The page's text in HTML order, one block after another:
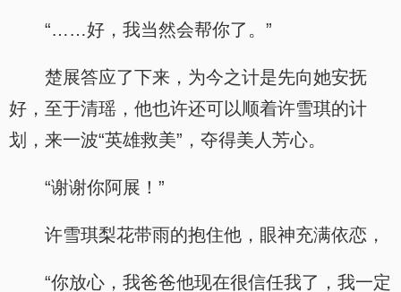
“……好，我当然会帮你了。”
楚展答应了下来，为今之计是先向她安抚
好，至于清瑶，他也许还可以顺着许雪琪的计
划，来一波“英雄救美”，夺得美人芳心。
“谢谢你阿展！”
许雪琪梨花带雨的抱住他，眼神充满依恋，
“你放心，我爸爸他现在很信任我了，我一定